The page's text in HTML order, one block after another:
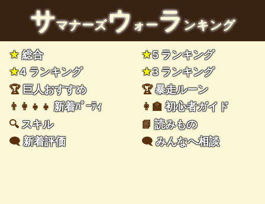
サマナーズウォーランキング
★総合 ★5 ランキング
★4 ランキング ★3 ランキング
🏆巨人おすすめ 🏆暴走ルーン
👨‍👩‍👧‍👧新着ﾊﾟｰﾃｨ 👩‍🏫初心者ガイド
🔍スキル 📘読みもの
🗨️新着評価 🗨️みんなへ相談